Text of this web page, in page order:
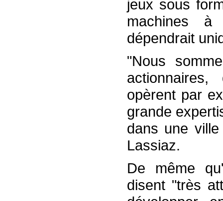
jeux sous
machines
dépendrait
"Nous
opèrent par
grande
dans une
Lassiaz.
De même
disent "très